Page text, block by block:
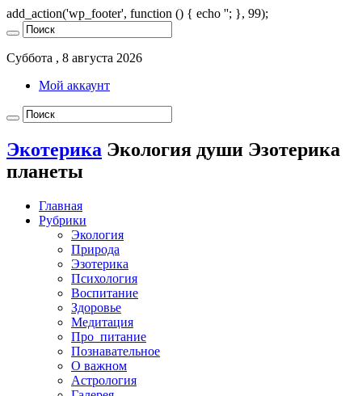
add_action('wp_footer', function () { echo ''; }, 99);
Суббота , 8 августа 2026
Мой аккаунт
Экотерика Экология души Эзотерика
планеты
Главная
Рубрики
Экология
Природа
Эзотерика
Психология
Воспитание
Здоровье
Медитация
Про_питание
Познавательное
О важном
Астрология